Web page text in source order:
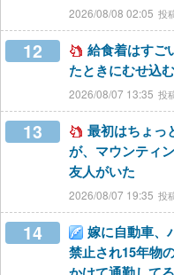
2026/08/08 02:05
12
給食着はすご
たときにむせ込
2026/08/07 13:35
13
最初はちょっ
が、マウンティ
友人がいた
2026/08/07 19:35
14
嫁に自動車、
禁止され15年物